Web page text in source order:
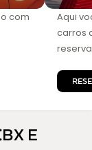
com
Aqui
carros
E